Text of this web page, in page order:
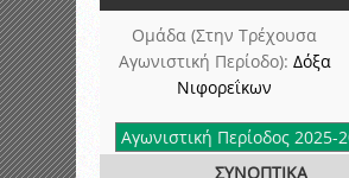
Ομάδα (Στην Τρέχουσα
Αγωνιστική Περίοδο): Δόξα
Νιφορεΐκων
ΣΥΝΟΠΤΙΚΑ